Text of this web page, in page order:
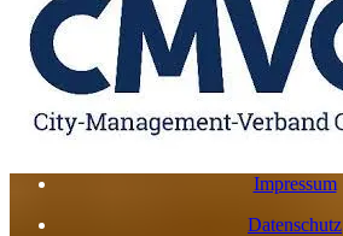
Impressum
Datenschutz